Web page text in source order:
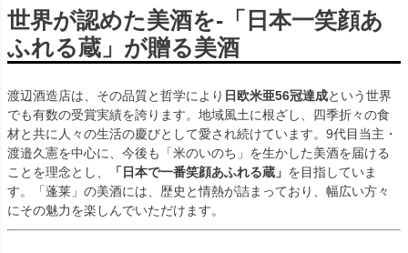
世界が認めた美酒を-「日本一笑顔あ
ふれる蔵」が贈る美酒
渡辺酒造店は、その品質と哲学により 日欧米亜56冠達成という世界
でも有数の受賞実績を誇ります。地域風土に根ざし、四季折々の食
材と共に人々の生活の慶びとして愛され続けています。9代目当主・
渡邉久憲を中心に、今後も「米のいのち」を生かした美酒を届ける
ことを理念とし、
「日本で一番笑顔あふれる蔵」 を目指していま
す。「蓬莱」の美酒には、歴史と情熱が詰まっており、幅広い方々
にその魅力を楽しんでいただけます。